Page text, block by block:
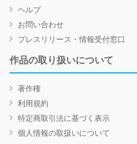
ヘルプ
お問い合わせ
プレスリリース・情報受付窓口
作品の取り扱いについて
著作権
利用規約
特定商取引法に基づく表示
個人情報の取扱いについて